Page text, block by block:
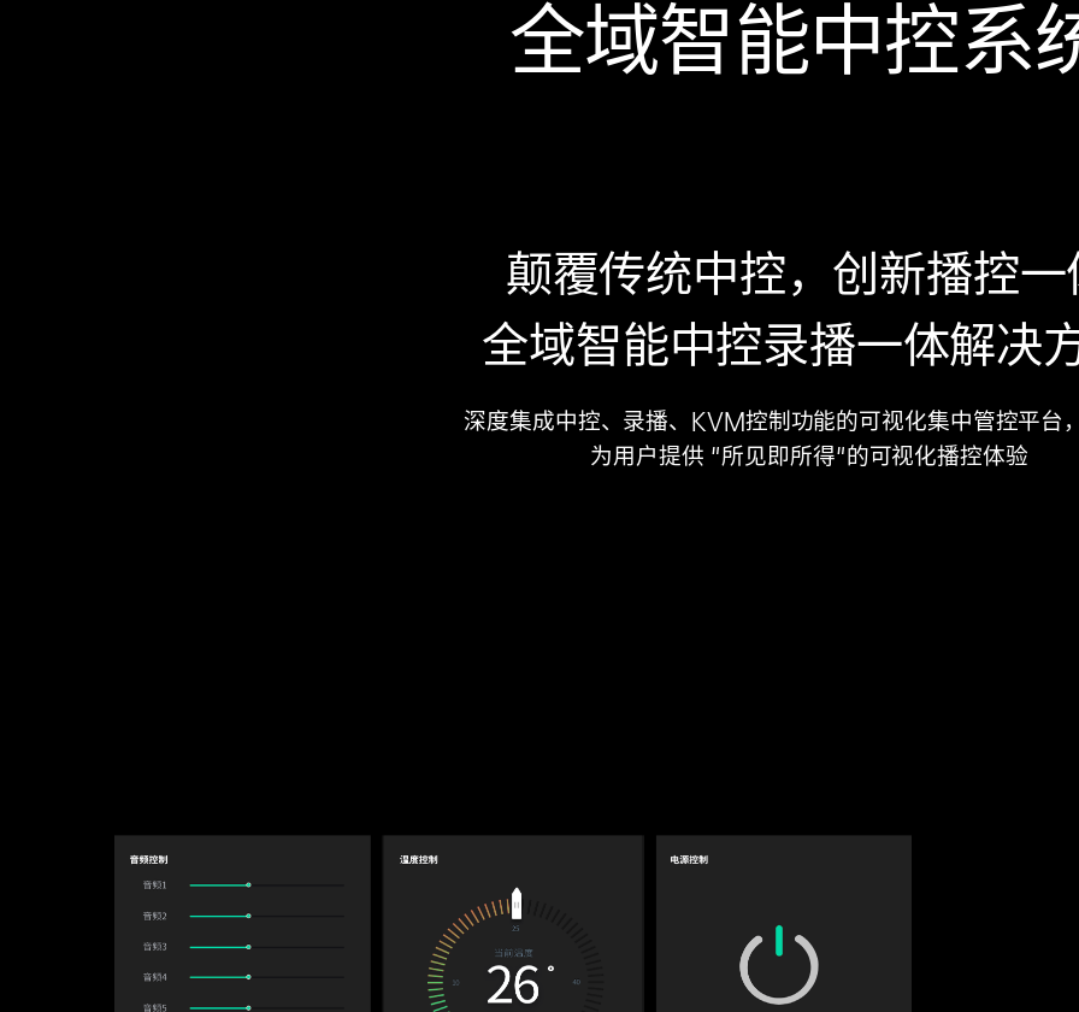
全域智能中控系
颠覆传统中控，创新播控一
全域智能中控录播一体解决
深度集成中控、录播、KVM控制功能的可视化集中管控平台
为用户提供 "所见即所得"的可视化播控体验